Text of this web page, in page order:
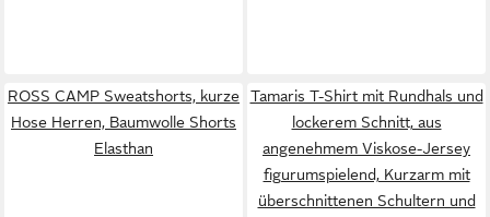
ROSS CAMP Sweatshorts, kurze
Hose Herren, Baumwolle Shorts
Elasthan
Tamaris T-Shirt mit Rundhals und
lockerem Schnitt, aus
angenehmem Viskose-Jersey
figurumspielend, Kurzarm mit
überschnittenen Schultern und